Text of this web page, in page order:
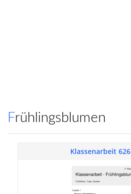
Frühlingsblumen
Klassenarbeit 626